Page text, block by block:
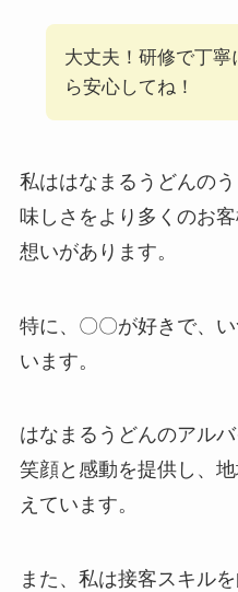
大丈夫！研修で丁寧
ら安心してね！
私ははなまるうどんの
味しさをより多くのお
想いがあります。
特に、〇〇が好きで、
います。
はなまるうどんのアル
笑顔と感動を提供し、
えています。
また、私は接客スキル